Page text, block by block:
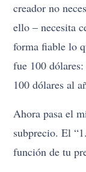
creador no
ello – necesita
forma fiable lo
fue 100
100 dólares al
Ahora pasa el
subprecio. El
función de tu